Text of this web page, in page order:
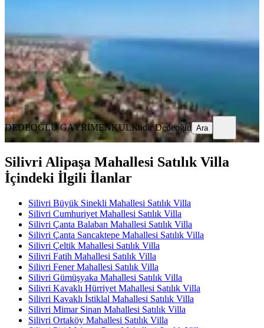
19.200.000 ₺
DEDEOĞLU GAYRİMENKULKadir Dedeoğlu
Ara
DEDEOĞLU GAYRİMENKULKadir Dedeoğlu Ara
Silivri Alipaşa Mahallesi Satılık Villa
İçindeki İlgili İlanlar
Silivri Büyük Sinekli Mahallesi Satılık Villa
Silivri Cumhuriyet Mahallesi Satılık Villa
Silivri Çanta Balaban Mahallesi Satılık Villa
Silivri Çanta Sancaktepe Mahallesi Satılık Villa
Silivri Çeltik Mahallesi Satılık Villa
Silivri Fatih Mahallesi Satılık Villa
Silivri Fener Mahallesi Satılık Villa
Silivri Gümüşyaka Mahallesi Satılık Villa
Silivri Kavaklı Hürriyet Mahallesi Satılık Villa
Silivri Kavaklı İstiklal Mahallesi Satılık Villa
Silivri Mimar Sinan Mahallesi Satılık Villa
Silivri Ortaköy Mahallesi Satılık Villa